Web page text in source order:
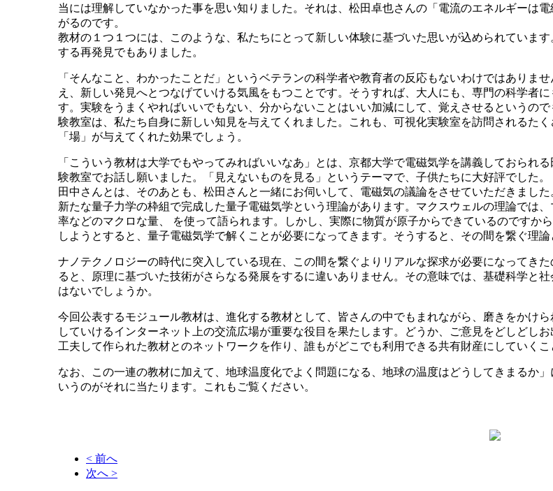
当には理解していなかった事を思い知りました。それは、松田卓也さんの「電流のエネルギーは
がるのです。
教材の１つ１つには、このような、私たちにとって新しい体験に基づいた思いが込められていま
する再発見でもありました。
「そんなこと、わかったことだ」というベテランの科学者や教育者の反応もないわけではあり
え、新しい発見へとつなげていける気風をもつことです。そうすれば、大人にも、専門の科学者
す。実験をうまくやればいいでもない、分からないことはいい加減にして、覚えさせるというの
験教室は、私たち自身に新しい知見を与えてくれました。これも、可視化実験室を訪問されるた
「場」が与えてくれた効果でしょう。
「こういう教材は大学でもやってみればいいなあ」とは、京都大学で電磁気学を講義しておられ
験教室でお話し願いました。「見えないものを見る」というテーマで、子供たちに大好評でした
田中さんとは、そのあとも、松田さんと一緒にお伺いして、電磁気の議論をさせていただきまし
新たな量子力学の枠組で完成した量子電磁気学という理論があります。マクスウェルの理論では
率などのマクロな量、 を使って語られます。しかし、実際に物質が原子からできているのですか
しようとすると、量子電磁気学で解くことが必要になってきます。そうすると、その間を繋ぐ理論
ナノテクノロジーの時代に突入している現在、この間を繋ぐよりリアルな探求が必要になってき
ると、原理に基づいた技術がさらなる発展をするに違いありません。その意味では、基礎科学と
はないでしょうか。
今回公表するモジュール教材は、進化する教材として、皆さんの中でもまれながら、磨きをかけ
していけるインターネット上の交流広場が重要な役目を果たします。どうか、ご意見をどしどし
工夫して作られた教材とのネットワークを作り、誰もがどこでも利用できる共有財産にしていくこ
なお、この一連の教材に加えて、地球温度化でよく問題になる、地球の温度はどうしてきまるか」
いうのがそれに当たります。これもご覧ください。
< 前へ
次へ >